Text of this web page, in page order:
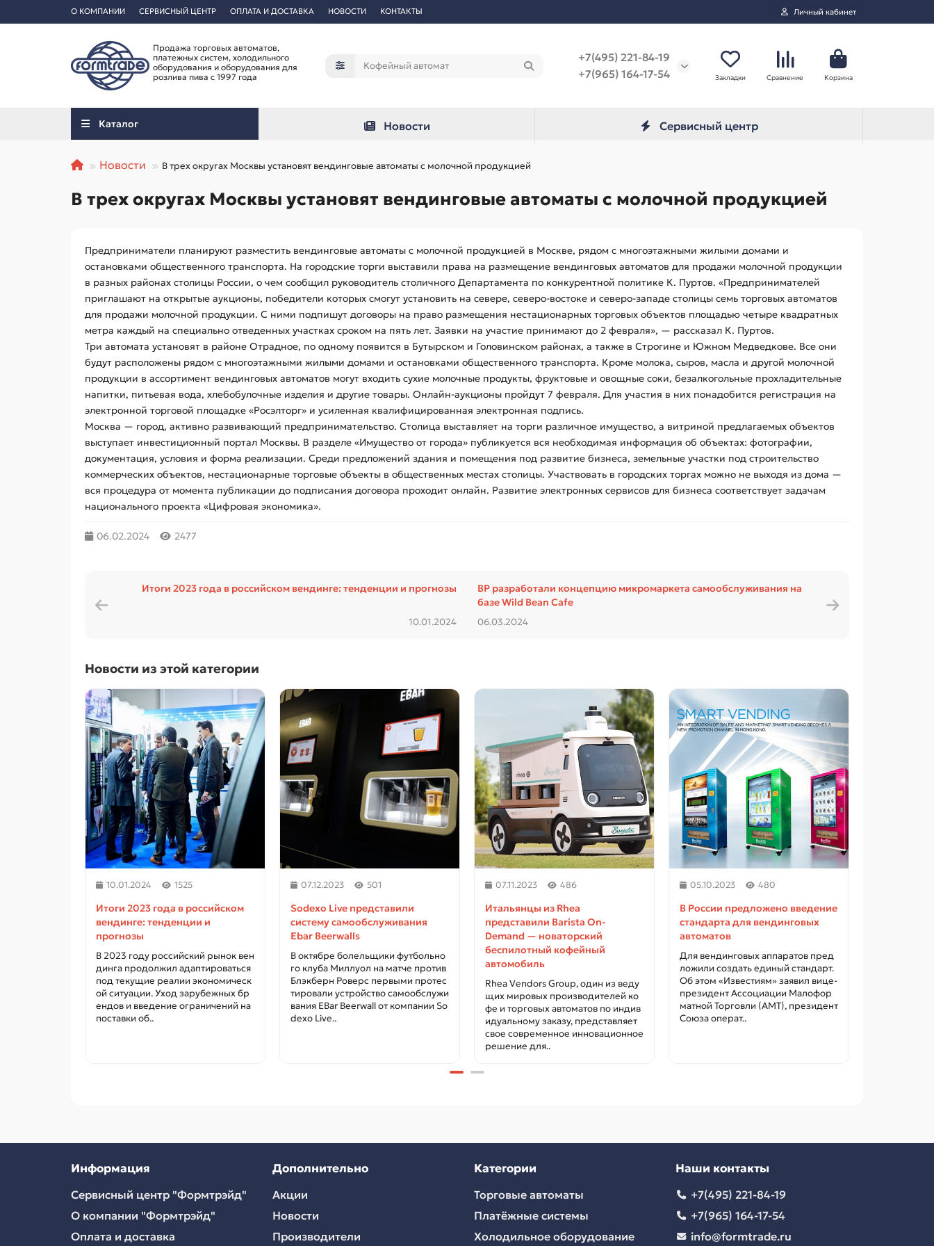
О КОМПАНИИ СЕРВИСНЫЙ ЦЕНТР ОПЛАТА И ДОСТАВКА НОВОСТИ КОНТАКТЫ Личный кабинет
Продажа торговых автоматов,
платежных систем, холодильного
оборудования и оборудования для
розлива пива с 1997 года
+7(495) 221-84-19
+7(965) 164-17-54
Закладки Сравнение Корзина
Каталог Новости Сервисный центр
Новости В трех округах Москвы установят вендинговые автоматы с молочной продукцией
В трех округах Москвы установят вендинговые автоматы с молочной продукцией
Предприниматели планируют разместить вендинговые автоматы с молочной продукцией в Москве, рядом с многоэтажными жилыми домами и
остановками общественного транспорта. На городские торги выставили права на размещение вендинговых автоматов для продажи молочной продукции
в разных районах столицы России, о чем сообщил руководитель столичного Департамента по конкурентной политике К. Пуртов. «Предпринимателей
приглашают на открытые аукционы, победители которых смогут установить на севере, северо-востоке и северо-западе столицы семь торговых автоматов
для продажи молочной продукции. С ними подпишут договоры на право размещения нестационарных торговых объектов площадью четыре квадратных
метра каждый на специально отведенных участках сроком на пять лет. Заявки на участие принимают до 2 февраля», — рассказал К. Пуртов.
Три автомата установят в районе Отрадное, по одному появится в Бутырском и Головинском районах, а также в Строгине и Южном Медведкове. Все они
будут расположены рядом с многоэтажными жилыми домами и остановками общественного транспорта. Кроме молока, сыров, масла и другой молочной
продукции в ассортимент вендинговых автоматов могут входить сухие молочные продукты, фруктовые и овощные соки, безалкогольные прохладительные
напитки, питьевая вода, хлебобулочные изделия и другие товары. Онлайн-аукционы пройдут 7 февраля. Для участия в них понадобится регистрация на
электронной торговой площадке «Росэлторг» и усиленная квалифицированная электронная подпись.
Москва — город, активно развивающий предпринимательство. Столица выставляет на торги различное имущество, а витриной предлагаемых объектов
выступает инвестиционный портал Москвы. В разделе «Имущество от города» публикуется вся необходимая информация об объектах: фотографии,
документация, условия и форма реализации. Среди предложений здания и помещения под развитие бизнеса, земельные участки под строительство
коммерческих объектов, нестационарные торговые объекты в общественных местах столицы. Участвовать в городских торгах можно не выходя из дома —
вся процедура от момента публикации до подписания договора проходит онлайн. Развитие электронных сервисов для бизнеса соответствует задачам
национального проекта «Цифровая экономика».
06.02.2024 2477
Итоги 2023 года в российском вендинге: тенденции и прогнозы
10.01.2024
BP разработали концепцию микромаркета самообслуживания на
базе Wild Bean Cafe
06.03.2024
Новости из этой категории
10.01.2024 1525
Итоги 2023 года в российском
вендинге: тенденции и
прогнозы
В 2023 году российский рынок вен
динга продолжил адаптироваться
под текущие реалии экономическ
ой ситуации. Уход зарубежных бр
ендов и введение ограничений на
поставки об..
07.12.2023 501
Sodexo Live представили
систему самообслуживания
Ebar Beerwalls
В октябре болельщики футбольно
го клуба Миллуол на матче против
Блэкберн Роверс первыми протес
тировали устройство самообслужи
вания EBar Beerwall от компании So
dexo Live..
07.11.2023 486
Итальянцы из Rhea
представили Barista On-
Demand — новаторский
беспилотный кофейный
автомобиль
Rhea Vendors Group, один из веду
щих мировых производителей ко
фе и торговых автоматов по индив
идуальному заказу, представляет
свое современное инновационное
решение для..
05.10.2023 480
В России предложено введение
стандарта для вендинговых
автоматов
Для вендинговых аппаратов пред
ложили создать единый стандарт.
Об этом «Известиям» заявил вице-
президент Ассоциации Малофор
матной Торговли (АМТ), президент
Союза операт..
Информация
Сервисный центр "Формтрэйд"
О компании "Формтрэйд"
Оплата и доставка
Дополнительно
Акции
Новости
Производители
Категории
Торговые автоматы
Платёжные системы
Холодильное оборудование
Наши контакты
+7(495) 221-84-19
+7(965) 164-17-54
info@formtrade.ru